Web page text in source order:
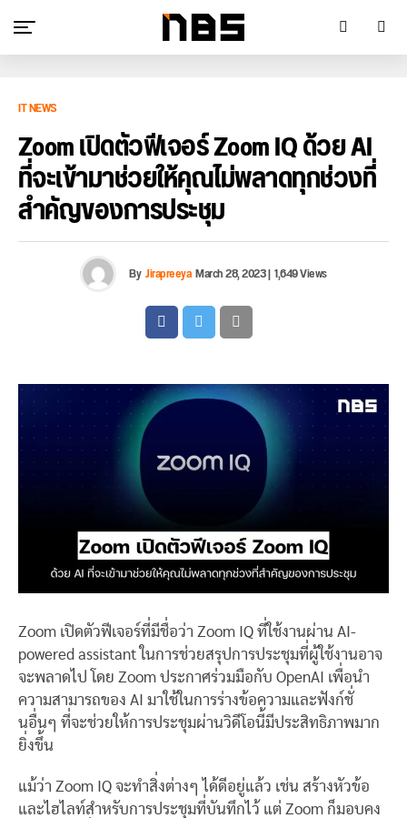
IT NEWS
Zoom เปิดตัวฟีเจอร์ Zoom IQ ด้วย AI
ที่จะเข้ามาช่วยให้คุณไม่พลาดทุกช่วงที่
สำคัญของการประชุม
ByJirapreeyaMarch 28, 2023|1,649 Views
Zoom เปิดตัวฟีเจอร์ที่มีชื่อว่า Zoom IQ ที่ใช้งานผ่าน AI-
powered assistant ในการช่วยสรุปการประชุมที่ผู้ใช้งานอาจ
จะพลาดไป โดย Zoom ประกาศร่วมมือกับ OpenAI เพื่อนำ
ความสามารถของ AI มาใช้ในการร่างข้อความและฟังก์ชั่
นอื่นๆ ที่จะช่วยให้การประชุมผ่านวิดีโอนี้มีประสิทธิภาพมาก
ยิ่งขึ้น
แม้ว่า Zoom IQ จะทำสิ่งต่างๆ ได้ดีอยู่แล้ว เช่น สร้างหัวข้อ
และไฮไลท์สำหรับการประชุมที่บันทึกไว้ แต่ Zoom ก็มอบคง